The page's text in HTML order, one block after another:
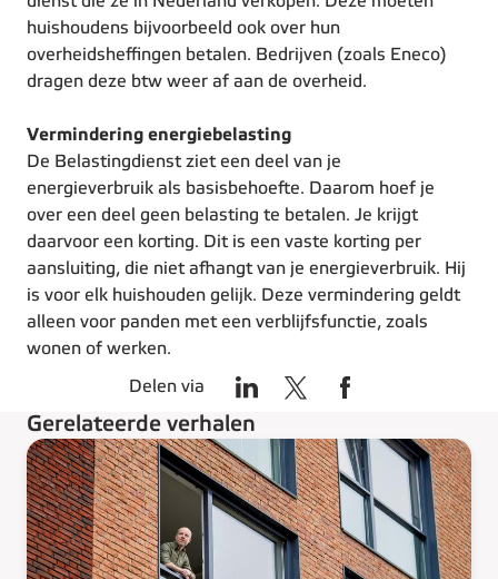
huishoudens bijvoorbeeld ook over hun
overheidsheffingen betalen. Bedrijven (zoals Eneco)
dragen deze btw weer af aan de overheid.
Vermindering energiebelasting
De Belastingdienst ziet een deel van je
energieverbruik als basisbehoefte. Daarom hoef je
over een deel geen belasting te betalen. Je krijgt
daarvoor een korting. Dit is een vaste korting per
aansluiting, die niet afhangt van je energieverbruik. Hij
is voor elk huishouden gelijk. Deze vermindering geldt
alleen voor panden met een verblijfsfunctie, zoals
wonen of werken.
Delen via
Gerelateerde verhalen